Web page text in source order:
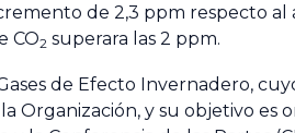
de 2,3 ppm respecto al
CO2 superara las 2 ppm.
de Efecto Invernadero,
Organización, y su objetivo es